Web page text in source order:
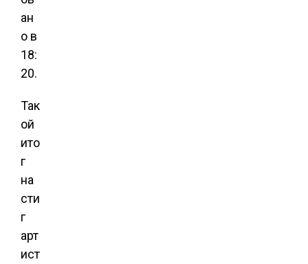
ан
о в
18:
20.
Так
ой
ито
г
на
сти
г
арт
ист